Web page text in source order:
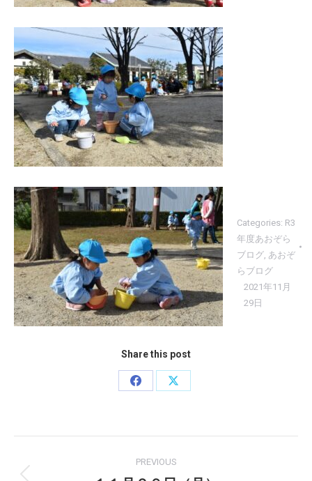
Categories: R3
年度あおぞら
ブログ, あおぞ
らブログ
2021年11月
29日
Share this post
Share
Share
PREVIOUS